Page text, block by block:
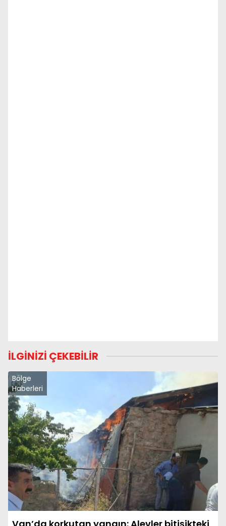
İLGİNİZİ ÇEKEBİLİR
Bölge
Haberleri